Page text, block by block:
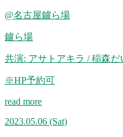
@名古屋鑪ら場
鑪ら場
共演: アサトアキラ / 稲森だ
※HP予約可
read more
2023.05.06 (Sat)